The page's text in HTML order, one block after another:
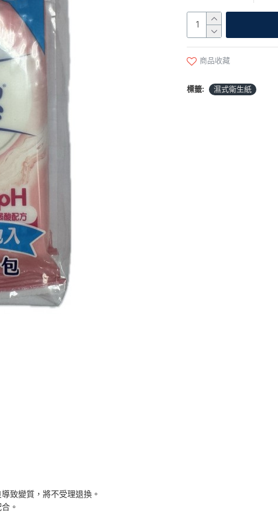
商品收藏
標籤: 濕式衛生紙
致變質，將不受理退換。
。